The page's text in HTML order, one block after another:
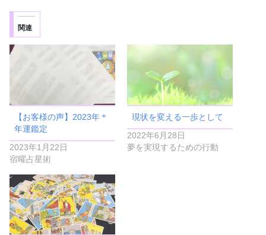
関連
【お客様の声】2023年＊
年運鑑定
2023年1月22日
宿曜占星術
現状を変える一歩として
2022年6月28日
夢を実現するための行動